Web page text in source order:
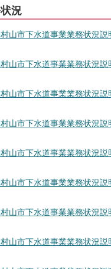
況
山市下水道事業業務状況説
山市下水道事業業務状況説
山市下水道事業業務状況説
山市下水道事業業務状況説
山市下水道事業業務状況説
山市下水道事業業務状況説
山市下水道事業業務状況説
山市下水道事業業務状況説